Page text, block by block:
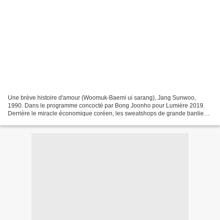
Une brève histoire d'amour (Woomuk-Baemi ui sarang), Jang Sunwoo,
1990. Dans le programme concocté par Bong Joonho pour Lumière 2019.
Derrière le miracle économique coréen, les sweatshops de grande banlieue